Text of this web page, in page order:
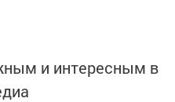
и интересным в